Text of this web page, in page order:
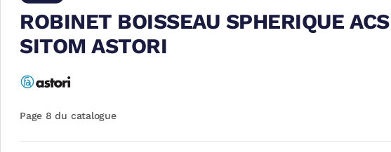
ROBINET BOISSEAU SPHERIQUE
SITOM ASTORI
Page 8 du catalogue